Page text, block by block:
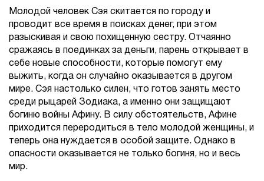
Молодой человек Сэя скитается по городу и
проводит все время в поисках денег, при этом
разыскивая и свою похищенную сестру. Отчаянно
сражаясь в поединках за деньги, парень открывает в
себе новые способности, которые помогут ему
выжить, когда он случайно оказывается в другом
мире. Сэя настолько силен, что готов занять место
среди рыцарей Зодиака, а именно они защищают
богиню войны Афину. В силу обстоятельств, Афине
приходится переродиться в тело молодой женщины, и
теперь она нуждается в особой защите. Однако в
опасности оказывается не только богиня, но и весь
мир.